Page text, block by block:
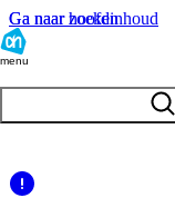
Ga naar hoofdinhoud
Ga naar zoeken
menu